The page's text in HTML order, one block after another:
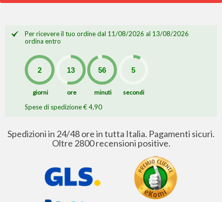
Per ricevere il tuo ordine dal 11/08/2026 al 13/08/2026
ordina entro
giorni ore minuti secondi
Spese di spedizione € 4,90
Spedizioni in 24/48 ore in tutta Italia. Pagamenti sicuri.
Oltre 2800 recensioni positive.